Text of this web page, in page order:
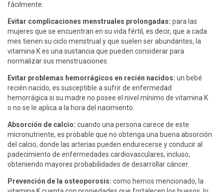
fácilmente.
Evitar complicaciones menstruales prolongadas: para las
mujeres que se encuentran en su vida fértil, es decir, que a cada
mes tienen su ciclo menstrual y que suelen ser abundantes, la
vitamina K es una sustancia que pueden considerar para
normalizar sus menstruaciones.
Evitar problemas hemorrágicos en recién nacidos: un bebé
recién nacido, es susceptible a sufrir de enfermedad
hemorrágica si su madre no posee el nivel mínimo de vitamina K
o no se le aplica a la hora del nacimiento.
Absorción de calcio: cuando una persona carece de este
micronutriente, es probable que no obtenga una buena absorción
del calcio, donde las arterias pueden endurecerse y conducir al
padecimiento de enfermedades cardiovasculares, incluso,
obteniendo mayores probabilidades de desarrollar cáncer.
Prevención de la osteoporosis: como hemos mencionado, la